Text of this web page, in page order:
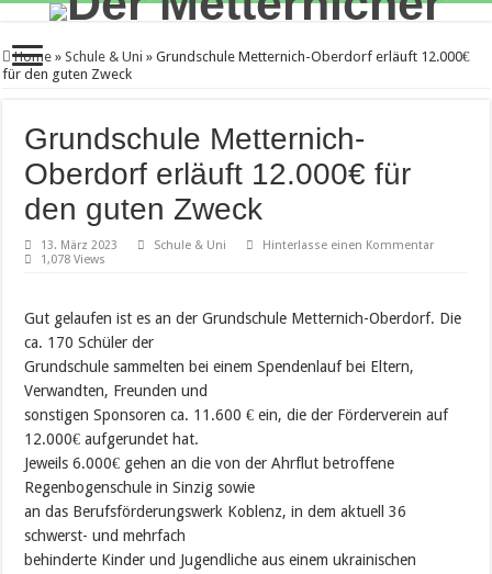
Home » Schule & Uni » Grundschule Metternich-Oberdorf erläuft 12.000€
für den guten Zweck
Grundschule Metternich-
Oberdorf erläuft 12.000€ für
den guten Zweck
13. März 2023 Schule & Uni
Hinterlasse einen Kommentar
1,078 Views
Gut gelaufen ist es an der Grundschule Metternich-Oberdorf. Die
ca. 170 Schüler der
Grundschule sammelten bei einem Spendenlauf bei Eltern,
Verwandten, Freunden und
sonstigen Sponsoren ca. 11.600 € ein, die der Förderverein auf
12.000€ aufgerundet hat.
Jeweils 6.000€ gehen an die von der Ahrflut betroffene
Regenbogenschule in Sinzig sowie
an das Berufsförderungswerk Koblenz, in dem aktuell 36
schwerst- und mehrfach
behinderte Kinder und Jugendliche aus einem ukrainischen